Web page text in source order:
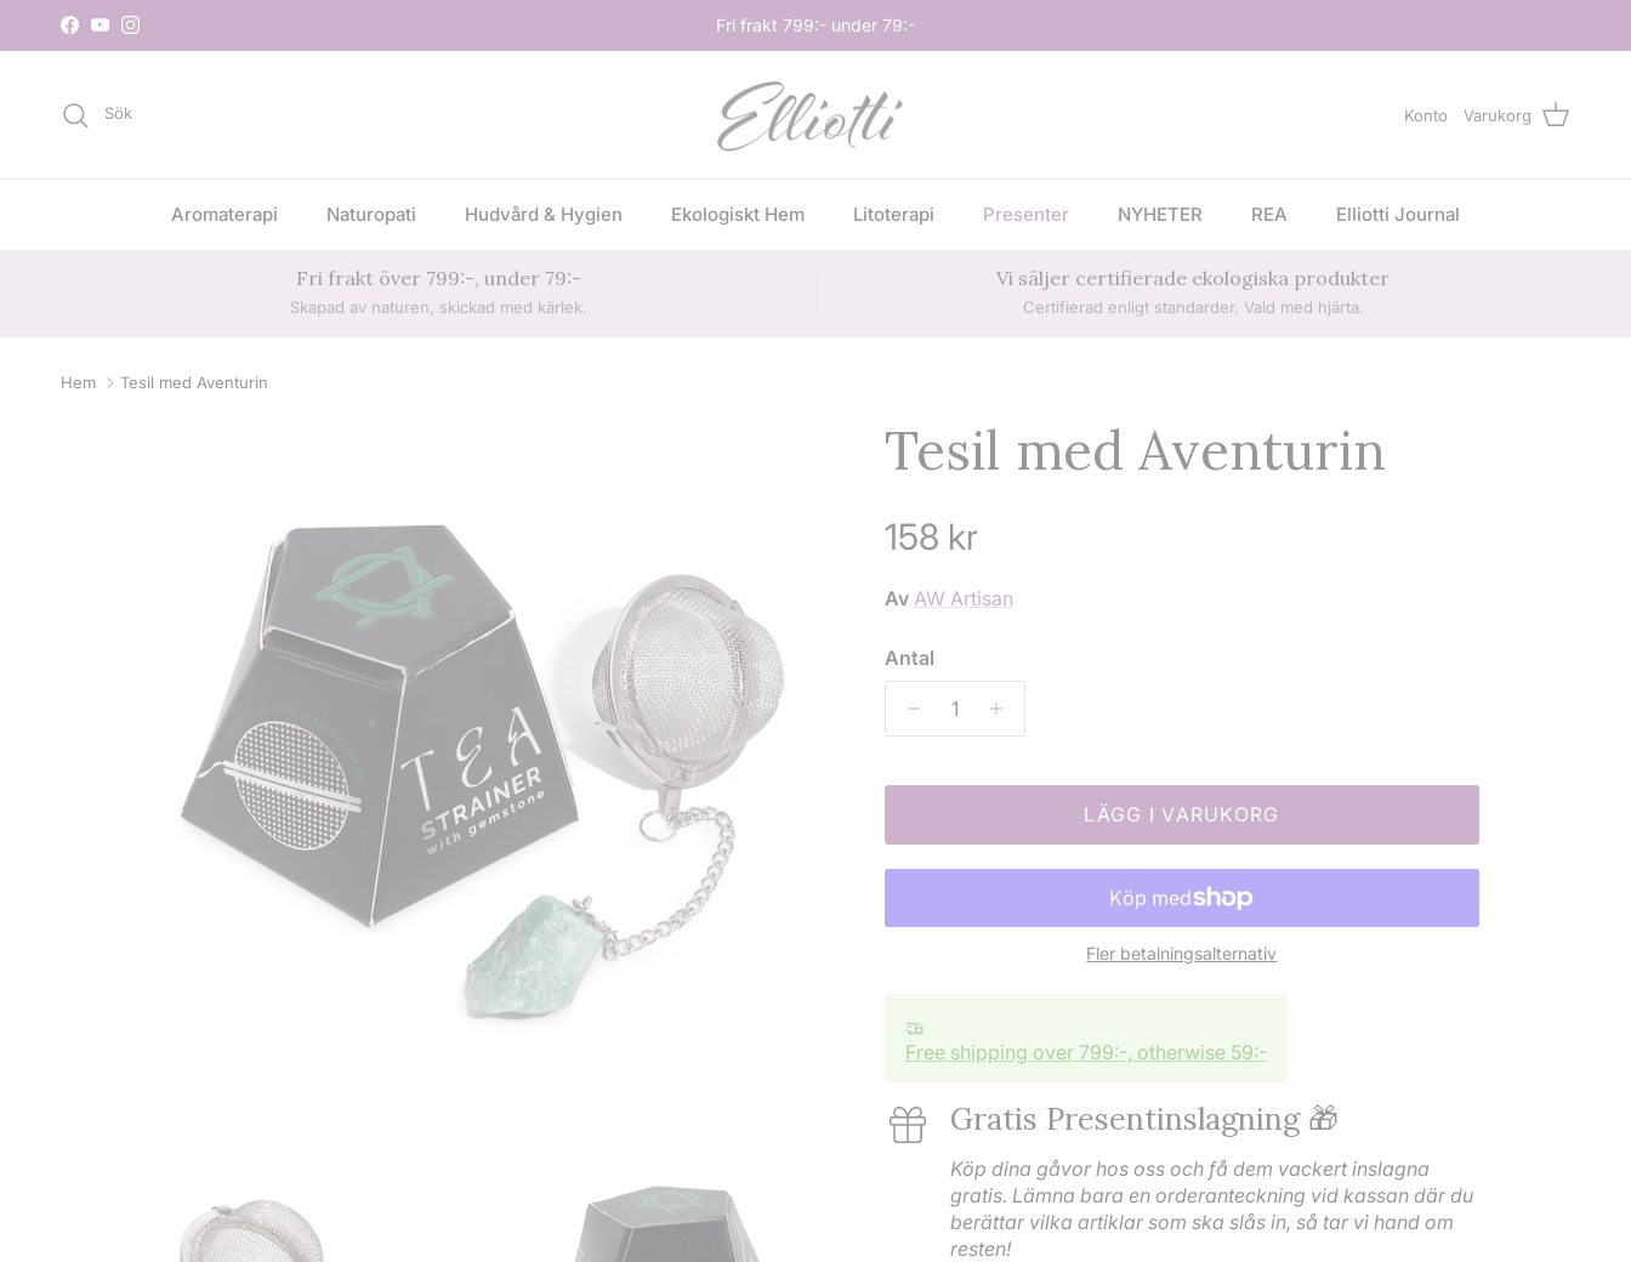
Hoppa till innehåll
Facebook
YouTubeInstagram Fri frakt 799:- under 79:-
Sök Konto Varukorg
Aromaterapi Naturopati Hudvård & Hygien Ekologiskt Hem Litoterapi Presenter NYHETER REA Elliotti Journal
Fri frakt över 799:-, under 79:-
Skapad av naturen, skickad med kärlek.
Vi säljer certifierade ekologiska produkter
Certifierad enligt standarder. Vald med hjärta.
Hem Tesil med Aventurin
Tesil med Aventurin
Ordinarie pris
158 kr
Av AW Artisan
Antal
LÄGG I VARUKORG
Fler betalningsalternativ
Free shipping over 799:-, otherwise 59:-
Gratis Presentinslagning 🎁
Köp dina gåvor hos oss och få dem vackert inslagna
gratis. Lämna bara en orderanteckning vid kassan där du
berättar vilka artiklar som ska slås in, så tar vi hand om
resten!